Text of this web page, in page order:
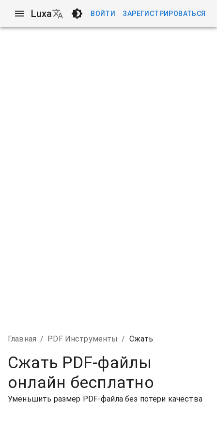
Luxa ВОЙТИ ЗАРЕГИСТРИРОВАТЬСЯ
Главная / PDF Инструменты / Сжать
Сжать PDF-файлы
онлайн бесплатно
Уменьшить размер PDF-файла без потери качества